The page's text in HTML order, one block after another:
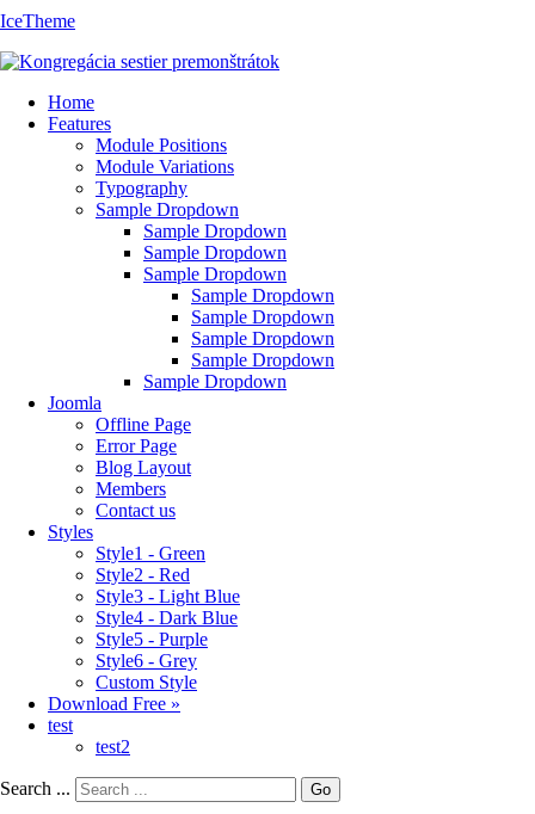
IceTheme
Home
Features
Module Positions
Module Variations
Typography
Sample Dropdown
Sample Dropdown
Sample Dropdown
Sample Dropdown
Sample Dropdown
Sample Dropdown
Sample Dropdown
Sample Dropdown
Sample Dropdown
Joomla
Offline Page
Error Page
Blog Layout
Members
Contact us
Styles
Style1 - Green
Style2 - Red
Style3 - Light Blue
Style4 - Dark Blue
Style5 - Purple
Style6 - Grey
Custom Style
Download Free »
test
test2
Search ... Go